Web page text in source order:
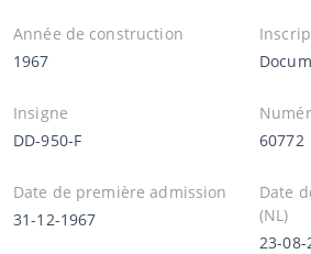
Année de construction
1967
Insigne
DD-950-F
60772
Date de première admission
31-12-1967
Date
(NL)
23-08-